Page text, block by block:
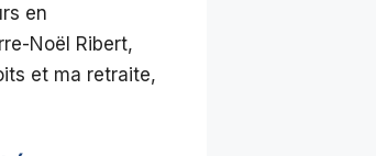
en
Noël Ribert,
et ma retraite,